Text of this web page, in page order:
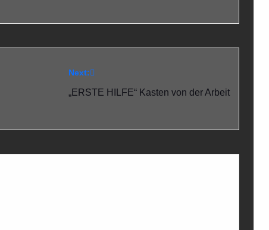
Next:
„ERSTE HILFE“ Kasten von der Arbeit